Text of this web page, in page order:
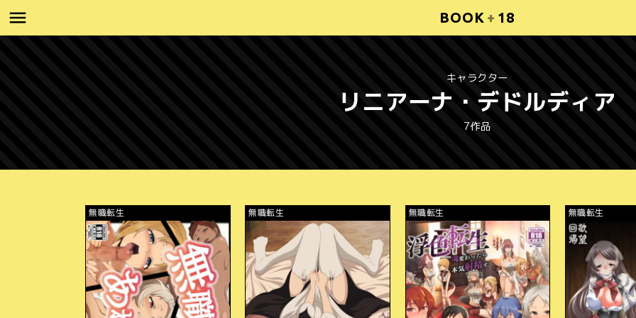
BOOK + 18
キャラクター
リニアーナ・デドルディア
7作品
無職転生 無職転生 無職転生 無職転生